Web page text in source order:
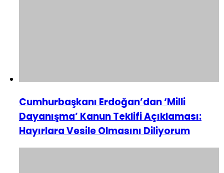
Cumhurbaşkanı Erdoğan’dan ‘Milli
Dayanışma’ Kanun Teklifi Açıklaması:
Hayırlara Vesile Olmasını Diliyorum